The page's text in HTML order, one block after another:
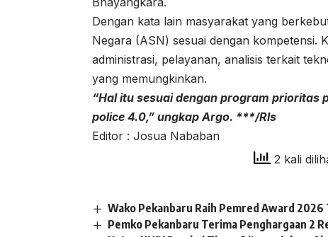
Dengan kata lain masyarakat yang
Negara (ASN) sesuai dengan kompetensi.
administrasi, pelayanan, analisis terkait
yang memungkinkan.
“Hal itu sesuai dengan program prioritas
police 4.0,” ungkap Argo. ***/Rls
Editor : Josua Nababan
2 kali
Wako Pekanbaru Raih Pemred Award
Pemko Pekanbaru Terima Penghargaan 2